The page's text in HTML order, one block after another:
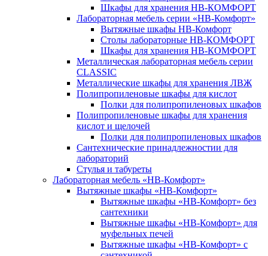
Шкафы для хранения НВ-КОМФОРТ
Лабораторная мебель серии «НВ-Комфорт»
Вытяжные шкафы НВ-Комфорт
Столы лабораторные НВ-КОМФОРТ
Шкафы для хранения НВ-КОМФОРТ
Металлическая лабораторная мебель серии
CLASSIC
Металлические шкафы для хранения ЛВЖ
Полипропиленовые шкафы для кислот
Полки для полипропиленовых шкафов
Полипропиленовые шкафы для хранения
кислот и щелочей
Полки для полипропиленовых шкафов
Сантехнические принадлежностии для
лабораторий
Стулья и табуреты
Лабораторная мебель «НВ-Комфорт»
Вытяжные шкафы «НВ-Комфорт»
Вытяжные шкафы «НВ-Комфорт» без
сантехники
Вытяжные шкафы «НВ-Комфорт» для
муфельных печей
Вытяжные шкафы «НВ-Комфорт» с